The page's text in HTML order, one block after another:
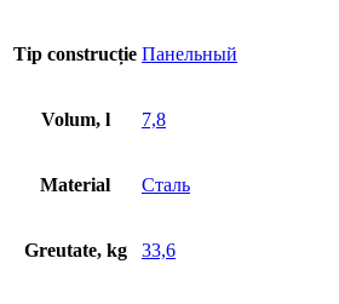
Tip construcție Панельный
Volum, l 7,8
Material Сталь
Greutate, kg 33,6